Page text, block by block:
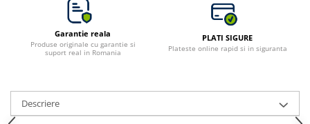
Garantie reala
Produse originale cu garantie si
suport real in Romania
PLATI SIGURE
Plateste online rapid si in siguranta
Descriere